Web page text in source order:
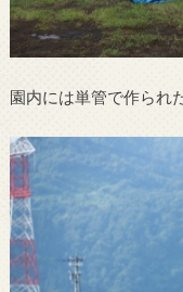
園内には単管で作られ